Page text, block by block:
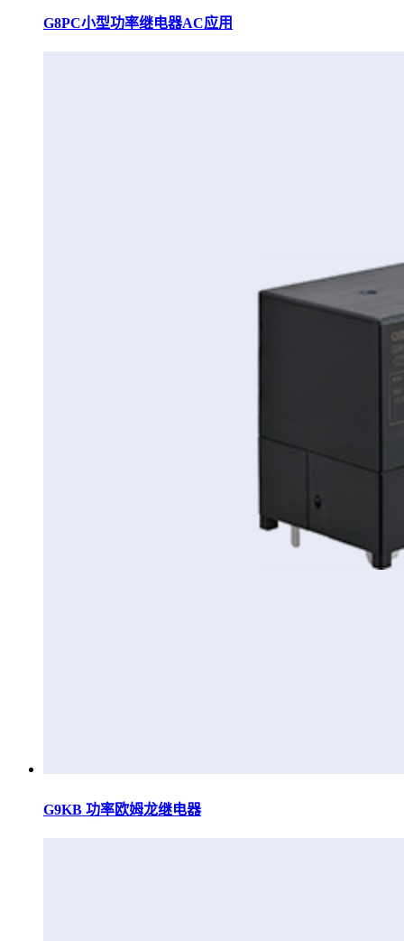
G8PC小型功率继电器AC应用
G9KB 功率欧姆龙继电器